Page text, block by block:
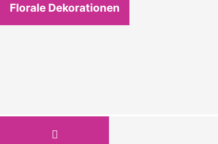
Florale Dekorationen